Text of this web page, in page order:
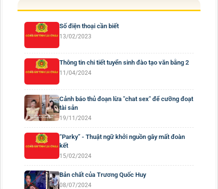
Số điện thoại cần biết
13/02/2023
Thông tin chi tiết tuyển sinh đào tạo văn bằng 2
11/04/2024
Cảnh báo thủ đoạn lừa "chat sex" để cưỡng đoạt
tài sản
19/11/2024
“Parky” - Thuật ngữ khởi nguồn gây mất đoàn
kết
15/02/2024
Bản chất của Trương Quốc Huy
08/07/2024